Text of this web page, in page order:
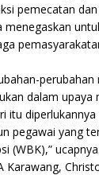
pemecatan
menegaskan
dalam
itu
pegawai yang
(WBK),” ucapnya.
Karawang,